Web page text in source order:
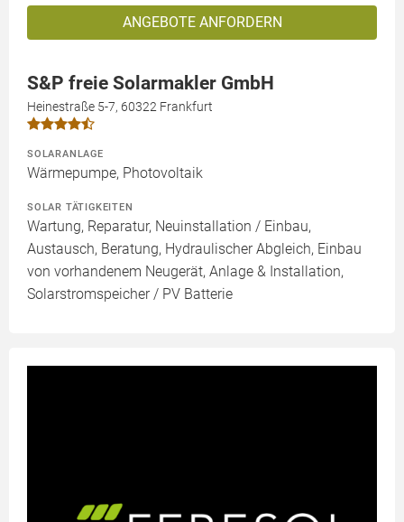
ANGEBOTE ANFORDERN
S&P freie Solarmakler GmbH
Heinestraße 5-7, 60322 Frankfurt
SOLARANLAGE
Wärmepumpe, Photovoltaik
SOLAR TÄTIGKEITEN
Wartung, Reparatur, Neuinstallation / Einbau,
Austausch, Beratung, Hydraulischer Abgleich, Einbau
von vorhandenem Neugerät, Anlage & Installation,
Solarstromspeicher / PV Batterie